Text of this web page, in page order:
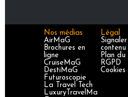
Nos médias
AirMaG
Brochures en
ligne
CruiseMaG
DestiMaG
Futuroscopie
La Travel Tech
LuxuryTravelMa
Légal
contenu
Plan du
RGPD
Cookies